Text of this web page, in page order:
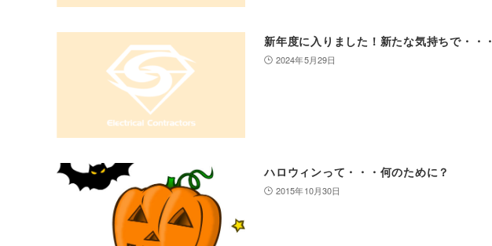
新年度に入りました！新たな気持ちで・・・
2024年5月29日
ハロウィンって・・・何のために？
2015年10月30日